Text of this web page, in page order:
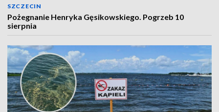
SZCZECIN
Pożegnanie Henryka Gęsikowskiego. Pogrzeb 10
sierpnia